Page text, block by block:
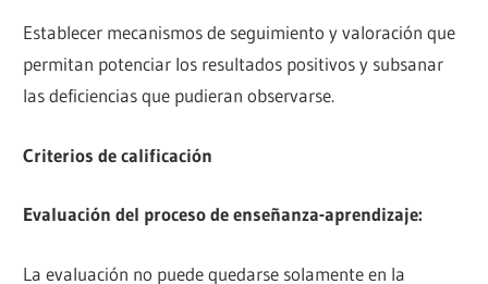
Establecer mecanismos de seguimiento y valoración que
permitan potenciar los resultados positivos y subsanar
las deficiencias que pudieran observarse.
Criterios de calificación
Evaluación del proceso de enseñanza-aprendizaje:
La evaluación no puede quedarse solamente en la